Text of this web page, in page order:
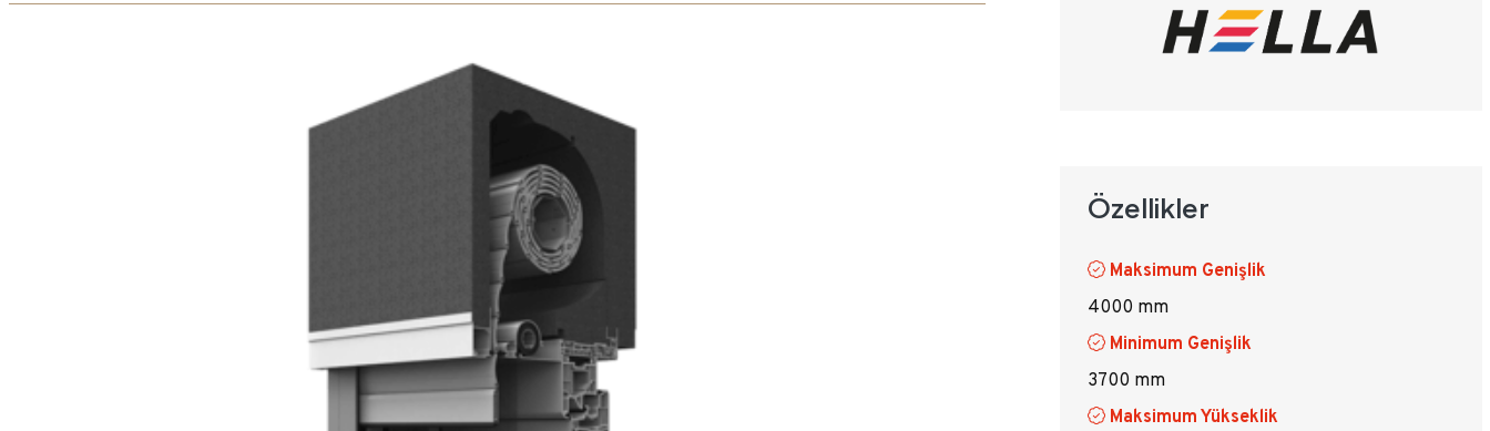
Özellikler
Maksimum Genişlik
4000 mm
Minimum Genişlik
3700 mm
Maksimum Yükseklik